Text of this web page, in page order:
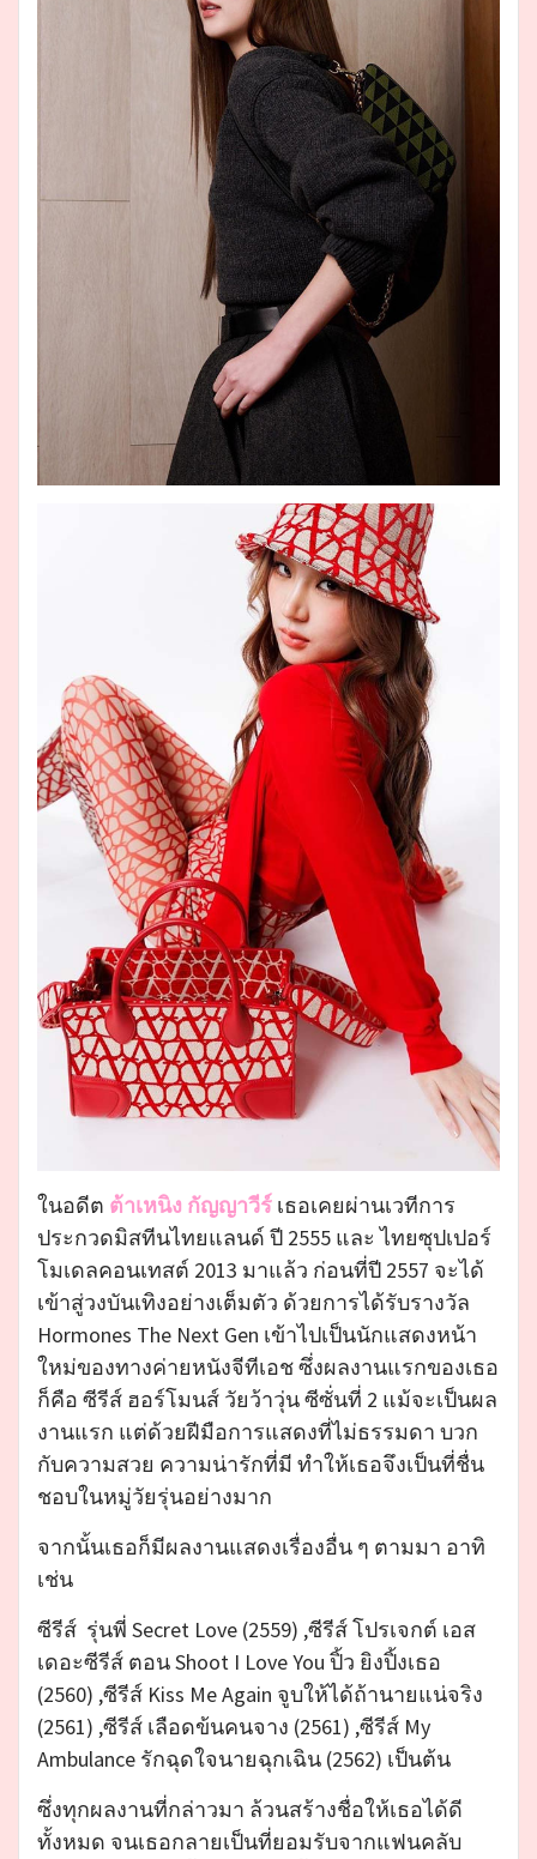
ในอดีต ต้าเหนิง กัญญาวีร์ เธอเคยผ่านเวทีการ
ประกวดมิสทีนไทยแลนด์ ปี 2555 และ ไทยซุปเปอร์
โมเดลคอนเทสต์ 2013 มาแล้ว ก่อนที่ปี 2557 จะได้
เข้าสู่วงบันเทิงอย่างเต็มตัว ด้วยการได้รับรางวัล
Hormones The Next Gen เข้าไปเป็นนักแสดงหน้า
ใหม่ของทางค่ายหนังจีทีเอช ซึ่งผลงานแรกของเธอ
ก็คือ ซีรีส์ ฮอร์โมนส์ วัยว้าวุ่น ซีซั่นที่ 2 แม้จะเป็นผล
งานแรก แต่ด้วยฝีมือการแสดงที่ไม่ธรรมดา บวก
กับความสวย ความน่ารักที่มี ทำให้เธอจึงเป็นที่ชื่น
ชอบในหมู่วัยรุ่นอย่างมาก
จากนั้นเธอก็มีผลงานแสดงเรื่องอื่น ๆ ตามมา อาทิ
เช่น
ซีรีส์ รุ่นพี่ Secret Love (2559) ,ซีรีส์ โปรเจกต์ เอส
เดอะซีรีส์ ตอน Shoot I Love You ปิ้ว ยิงปิ้งเธอ
(2560) ,ซีรีส์ Kiss Me Again จูบให้ได้ถ้านายแน่จริง
(2561) ,ซีรีส์ เลือดข้นคนจาง (2561) ,ซีรีส์ My
Ambulance รักฉุดใจนายฉุกเฉิน (2562) เป็นต้น
ซึ่งทุกผลงานที่กล่าวมา ล้วนสร้างชื่อให้เธอได้ดี
ทั้งหมด จนเธอกลายเป็นที่ยอมรับจากแฟนคลับ